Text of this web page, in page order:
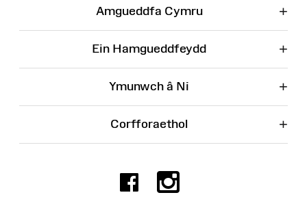
Amgueddfa Cymru +
Ein Hamgueddfeydd +
Ymunwch â Ni +
Corfforaethol +
Facebook